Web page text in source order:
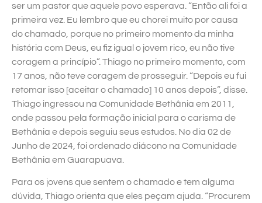
ser um pastor que aquele povo esperava. “Então ali foi a
primeira vez. Eu lembro que eu chorei muito por causa
do chamado, porque no primeiro momento da minha
história com Deus, eu fiz igual o jovem rico, eu não tive
coragem a princípio”. Thiago no primeiro momento, com
17 anos, não teve coragem de prosseguir. “Depois eu fui
retomar isso [aceitar o chamado] 10 anos depois”, disse.
Thiago ingressou na Comunidade Bethânia em 2011,
onde passou pela formação inicial para o carisma de
Bethânia e depois seguiu seus estudos. No dia 02 de
Junho de 2024, foi ordenado diácono na Comunidade
Bethânia em Guarapuava.
Para os jovens que sentem o chamado e tem alguma
dúvida, Thiago orienta que eles peçam ajuda. “Procurem